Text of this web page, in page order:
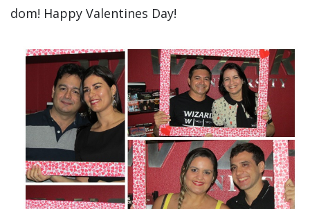
dom! Happy Valentines Day!